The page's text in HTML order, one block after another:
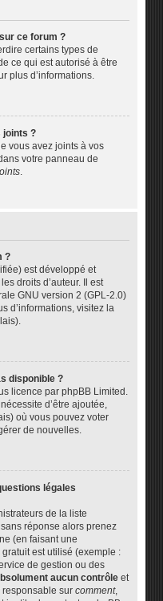
ce forum ?
certains types de
ce qui est autorisé à être
plus d’informations.
joints ?
vous avez joints à vos
votre panneau de
.
?
est développé et
droits d’auteur. Il est
GNU version 2 (GPL-2.0)
d’informations, visitez la
disponible ?
licence par phpBB Limited.
d’être ajoutée,
où vous pouvez voter
de nouvelles.
légales
de la liste
réponse alors prenez
(en faisant une
est utilisé (exemple :
de gestion ou des
aucun contrôle et
responsable surcomment,